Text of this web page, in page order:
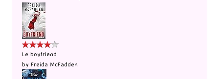
Le boyfriend
by Freida McFadden